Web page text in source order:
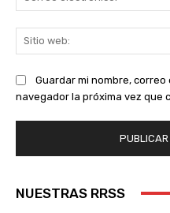
Guardar mi nombre,
navegador la próxima vez que
NUESTRAS RRSS